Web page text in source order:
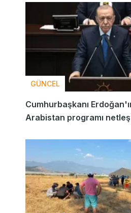
GÜNCEL
Cumhurbaşkanı
Arabistan programı